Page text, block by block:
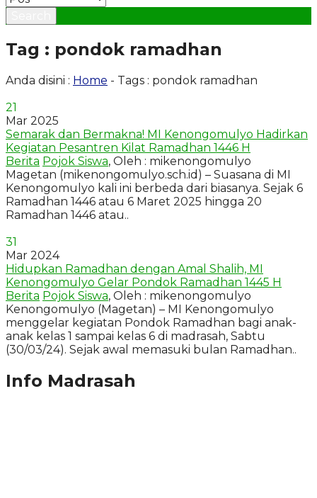
Tag : pondok ramadhan
Anda disini : Home - Tags : pondok ramadhan
21
Mar 2025
Semarak dan Bermakna! MI Kenongomulyo Hadirkan
Kegiatan Pesantren Kilat Ramadhan 1446 H
Berita Pojok Siswa, Oleh : mikenongomulyo
Magetan (mikenongomulyo.sch.id) – Suasana di MI
Kenongomulyo kali ini berbeda dari biasanya. Sejak 6
Ramadhan 1446 atau 6 Maret 2025 hingga 20
Ramadhan 1446 atau..
31
Mar 2024
Hidupkan Ramadhan dengan Amal Shalih, MI
Kenongomulyo Gelar Pondok Ramadhan 1445 H
Berita Pojok Siswa, Oleh : mikenongomulyo
Kenongomulyo (Magetan) – MI Kenongomulyo
menggelar kegiatan Pondok Ramadhan bagi anak-
anak kelas 1 sampai kelas 6 di madrasah, Sabtu
(30/03/24). Sejak awal memasuki bulan Ramadhan..
Info Madrasah